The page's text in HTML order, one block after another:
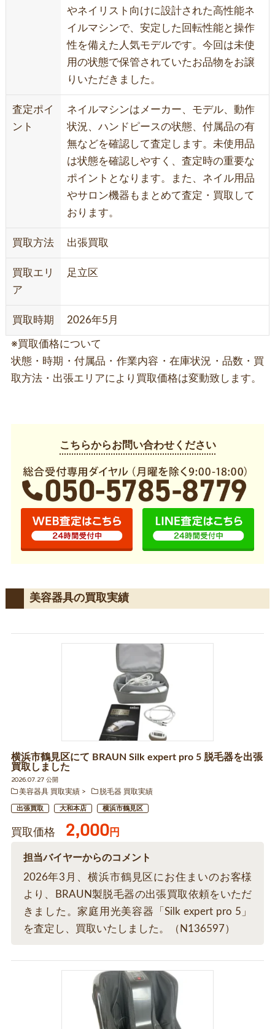
やネイリスト向けに設計された高性能ネ
イルマシンで、安定した回転性能と操作
性を備えた人気モデルです。今回は未使
用の状態で保管されていたお品物をお譲
りいただきました。
査定ポイ
ント
ネイルマシンはメーカー、モデル、動作
状況、ハンドピースの状態、付属品の有
無などを確認して査定します。未使用品
は状態を確認しやすく、査定時の重要な
ポイントとなります。また、ネイル用品
やサロン機器もまとめて査定・買取して
おります。
買取方法 出張買取
買取エリ
ア
足立区
買取時期 2026年5月
※買取価格について
状態・時期・付属品・作業内容・在庫状況・品数・買
取方法・出張エリアにより買取価格は変動致します。
こちらからお問い合わせください
美容器具の買取実績
横浜市鶴見区にて BRAUN Silk expert pro 5 脱毛器を出張
買取しました
2026.07.27 公開
美容器具 買取実績
脱毛器 買取実績
出張買取 大和本店 横浜市鶴見区
買取価格 2,000円
担当バイヤーからのコメント
2026年3月、横浜市鶴見区にお住まいのお客様
より、BRAUN製脱毛器の出張買取依頼をいただ
きました。家庭用光美容器「Silk expert pro 5」
を査定し、買取いたしました。（N136597）